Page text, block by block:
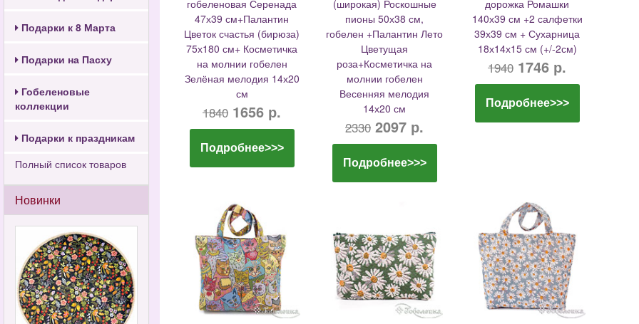
Подарки к 8 Марта
Подарки на Пасху
Гобеленовые
коллекции
Подарки к праздникам
Полный список товаров
Новинки
гобеленовая Серенада
47х39 см+Палантин
Цветок счастья (бирюза)
75х180 см+ Косметичка
на молнии гобелен
Зелёная мелодия 14х20
см
1840 1656 р.
Подробнее>>>
(широкая) Роскошные
пионы 50х38 см,
гобелен +Палантин Лето
Цветущая
роза+Косметичка на
молнии гобелен
Весенняя мелодия
14х20 см
2330 2097 р.
Подробнее>>>
дорожка Ромашки
140х39 см +2 салфетки
39х39 см + Сухарница
18х14х15 см (+/-2см)
1940 1746 р.
Подробнее>>>